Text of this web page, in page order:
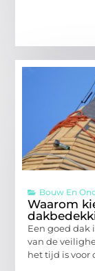
Bouw En
Waarom
Een goed dak
van de
het tijd is voor